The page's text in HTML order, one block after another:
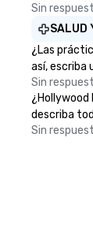
Sin
SALUD
¿Las
así, escriba
Sin
¿Hollywood
describa
Sin